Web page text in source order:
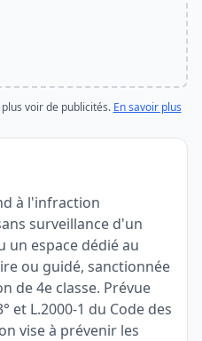
voir de publicités. En savoir plus
à l'infraction
surveillance d'un
un espace dédié au
ou guidé, sanctionnée
de 4e classe. Prévue
et L.2000-1 du Code des
vise à prévenir les